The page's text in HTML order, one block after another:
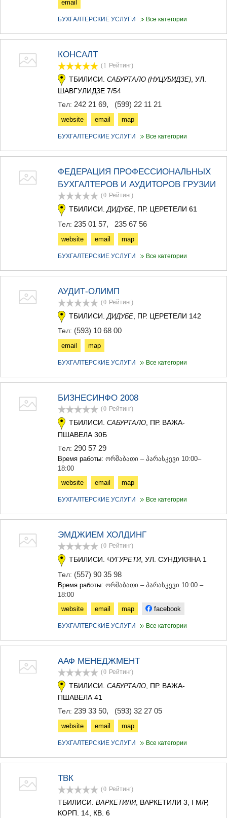
email
БУХГАЛТЕРСКИЕ УСЛУГИ Все категории
КОНСАЛТ
(1 Рейтинг)
ТБИЛИСИ. САБУРТАЛО (НУЦУБИДЗЕ) , УЛ.
ШАВГУЛИДЗЕ 7/54
Тел: 242 21 69, (599) 22 11 21
website email map
БУХГАЛТЕРСКИЕ УСЛУГИ Все категории
ФЕДЕРАЦИЯ ПРОФЕССИОНАЛЬНЫХ
БУХГАЛТЕРОВ И АУДИТОРОВ ГРУЗИИ
(0 Рейтинг)
ТБИЛИСИ.ДИДУБЕ, ПР. ЦЕРЕТЕЛИ 61
Тел: 235 01 57, 235 67 56
website email map
БУХГАЛТЕРСКИЕ УСЛУГИ Все категории
АУДИТ-ОЛИМП
(0 Рейтинг)
ТБИЛИСИ. ДИДУБЕ , ПР. ЦЕРЕТЕЛИ 142
Тел: (593) 10 68 00
email map
БУХГАЛТЕРСКИЕ УСЛУГИ Все категории
БИЗНЕСИНФО 2008
(0 Рейтинг)
ТБИЛИСИ. САБУРТАЛО, ПР. ВАЖА-
ПШАВЕЛА 30Б
Тел: 290 57 29
Время работы: ორშაბათი – პარასკევი 10:00–
18:00
website
email map
БУХГАЛТЕРСКИЕ УСЛУГИ Все категории
ЭМДЖИЕМ ХОЛДИНГ
(0 Рейтинг)
ТБИЛИСИ. ЧУГУРЕТИ, УЛ. СУНДУКЯНА 1
Тел: (557) 90 35 98
Время работы: ორშაბათი – პარასკევი 10:00 –
18:00
website
email map facebook
БУХГАЛТЕРСКИЕ УСЛУГИ Все категории
ААФ МЕНЕДЖМЕНТ
(0 Рейтинг)
ТБИЛИСИ. САБУРТАЛО , ПР. ВАЖА-
ПШАВЕЛА 41
Тел: 239 33 50, (593) 32 27 05
website email map
БУХГАЛТЕРСКИЕ УСЛУГИ Все категории
ТВК
(0 Рейтинг)
ТБИЛИСИ. ВАРКЕТИЛИ, ВАРКЕТИЛИ 3, I М/Р,
КОРП. 14, КВ. 6